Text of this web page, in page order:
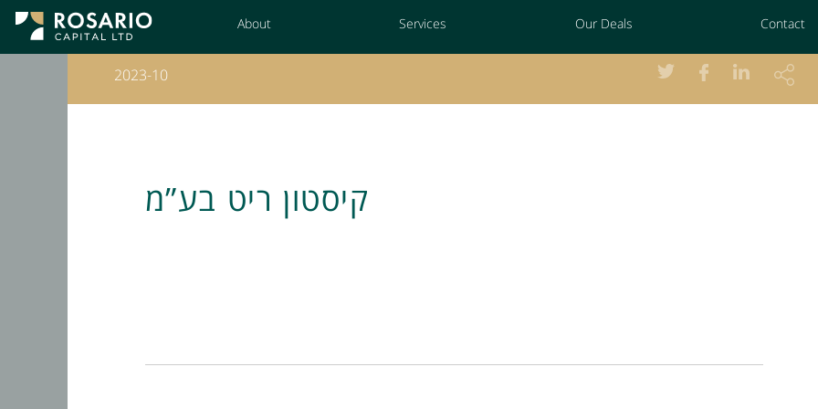
Skip
Content
About Services Our Deals Contact
2023-10
קיסטון ריט בע”מ